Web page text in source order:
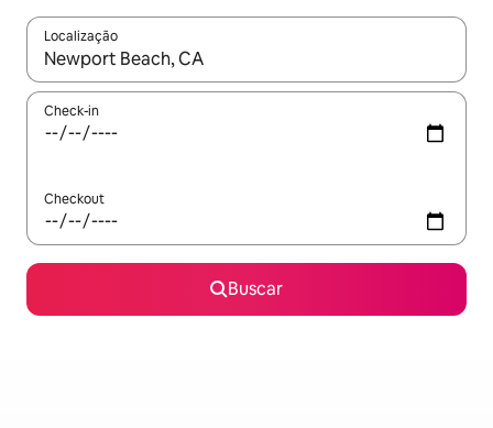
Localização
Quando os resultados estiverem disponíveis, explore-os
Check-in
Checkout
Buscar